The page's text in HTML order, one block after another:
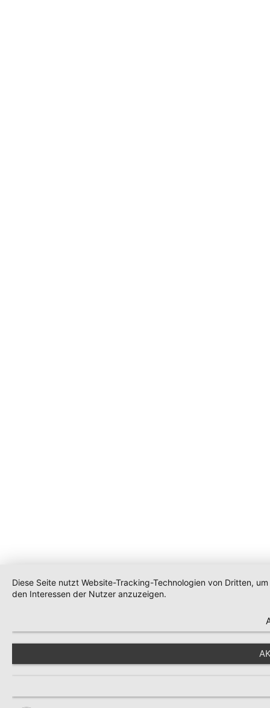
Diese Seite nutzt Website-Tracking-Technologien von Dritten,
den Interessen der Nutzer anzuzeigen.